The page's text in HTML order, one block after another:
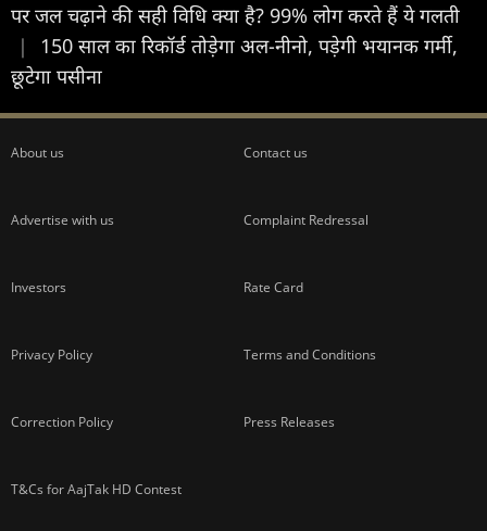
पर जल चढ़ाने की सही विधि क्या है? 99% लोग करते हैं ये गलती
|
150 साल का रिकॉर्ड तोड़ेगा अल-नीनो, पड़ेगी भयानक गर्मी,
छूटेगा पसीना
About us Contact us
Advertise with us Complaint Redressal
Investors Rate Card
Privacy Policy Terms and Conditions
Correction Policy Press Releases
T&Cs for AajTak HD Contest